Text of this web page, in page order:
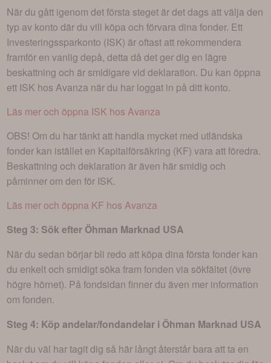
När du gått igenom det första steget är det dags att välja den
typ av konto där du vill köpa och förvara dina fonder. Ett
Investeringssparkonto (ISK) är oftast att rekommendera
framför en vanlig depå, detta då det ger dig en lägre
beskattning och är smidigare vid deklaration. Du kan öppna
ett ISK hos Avanza när du har loggat in på ditt konto.
Läs mer och öppna ISK hos Avanza
OBS! Om du har tänkt att handla mycket med utländska
fonder kan istället en Kapitalförsäkring (KF) vara att föredra.
Beskattning och deklaration är även här smidig och
påminner om den för ISK.
Läs mer och öppna KF hos Avanza
Steg 3: Sök efter Öhman Marknad USA
När du sedan börjar bli redo att köpa dina första fonder kan
du enkelt och smidigt söka fram fonden via sökfältet (övre
högre hörnet). På fondsidan finner du även mer information
om fonden.
Steg 4: Köp andelar/fondandelar i Öhman Marknad USA
När du väl har tagit dig så här långt återstår bara att ta en